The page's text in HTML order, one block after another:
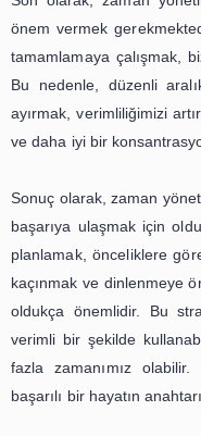
İkinci olarak,
açısından oldukça
artabilir ve bunların
kaybına neden
onları öncelik
açısından
tamamladıktan
verimli bir şekilde
Üçüncü olarak, zaman
stratejileri arasında
boşa